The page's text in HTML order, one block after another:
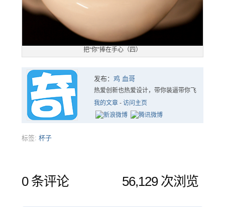
把“你”捧在手心（四）
发布： 鸡 血哥
热爱创新也热爱设计，带你装逼带你飞
我的文章- 访问主页
标签: 杯子
0 条评论 56,129 次浏览